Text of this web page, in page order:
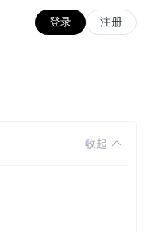
登录 注册
收起